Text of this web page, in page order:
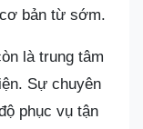
bản từ sớm.
là trung tâm
Sự chuyên
phục vụ tận